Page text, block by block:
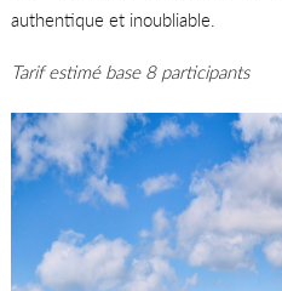
authentique et inoubliable.
Tarif estimé base 8 participants